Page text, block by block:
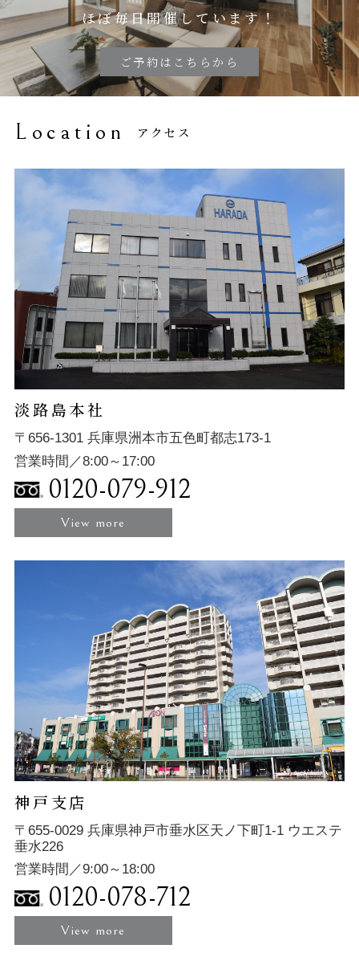
ほぼ毎日開催しています！
ご予約はこちらから
Location アクセス
淡路島本社
〒656-1301 兵庫県洲本市五色町都志173-1
営業時間／8:00～17:00
0120-079-912
View more
神戸支店
〒655-0029 兵庫県神戸市垂水区天ノ下町1-1 ウエステ
垂水226
営業時間／9:00～18:00
0120-078-712
View more